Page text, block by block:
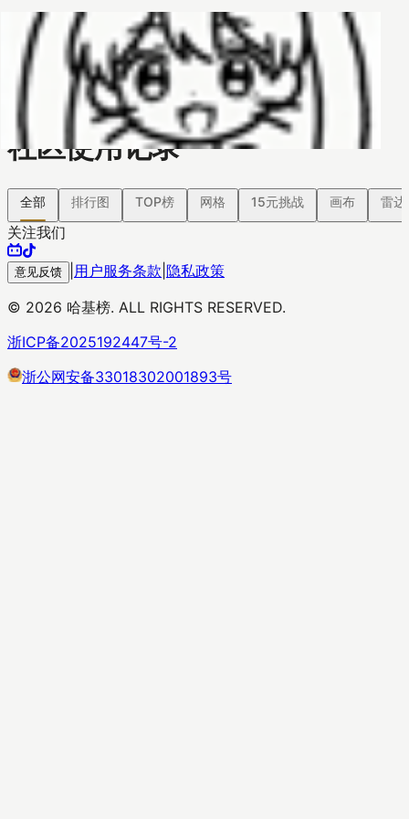
哈基榜
搜索
创建模板
返回模版
社区使用记录
全部 排行图 TOP榜 网格 15元挑战 画布 雷达
关注我们
意见反馈 用户服务条款 隐私政策
© 2026 哈基榜. ALL RIGHTS RESERVED.
浙ICP备2025192447号-2
浙公网安备33018302001893号